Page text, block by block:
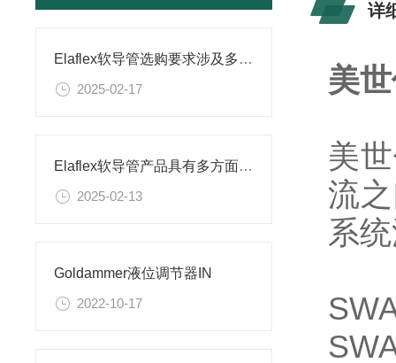
Elaflex软导管选购要求涉及多个方面
2025-02-17
Elaflex软导管产品具有多方面的优良性能
2025-02-13
Goldammer液位调节器IN
2022-10-17
详
美
美
流
系